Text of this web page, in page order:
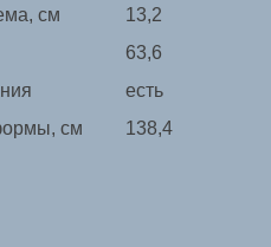
см
13,2
63,6
есть
см
138,4